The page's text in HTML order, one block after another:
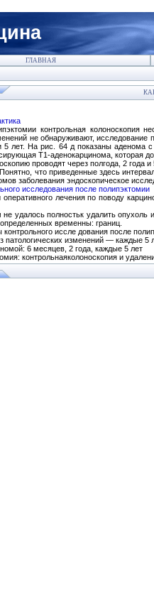
ГЛАВНАЯ
контрольная колоноскопия
не обнаруживают,
5 лет. На рис. 64 д показаны аденома
Т1-аденокарцинома, которая
проводят через полгода, 2 года
что приведенные здесь
заболевания эндоскопическое
исследования после полипэктомии
лечения по поводу
удалось полностьк удалить
временны: границ.
иссле дования после
патологических изменений — каждые 5
6 месяцев, 2 года, каждые 5 лет
контрольнаяколоноскопия и